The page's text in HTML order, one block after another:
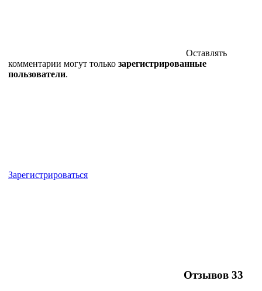
Оставлять
комментарии могут только зарегистрированные
пользователи.
Зарегистрироваться
Отзывов 33